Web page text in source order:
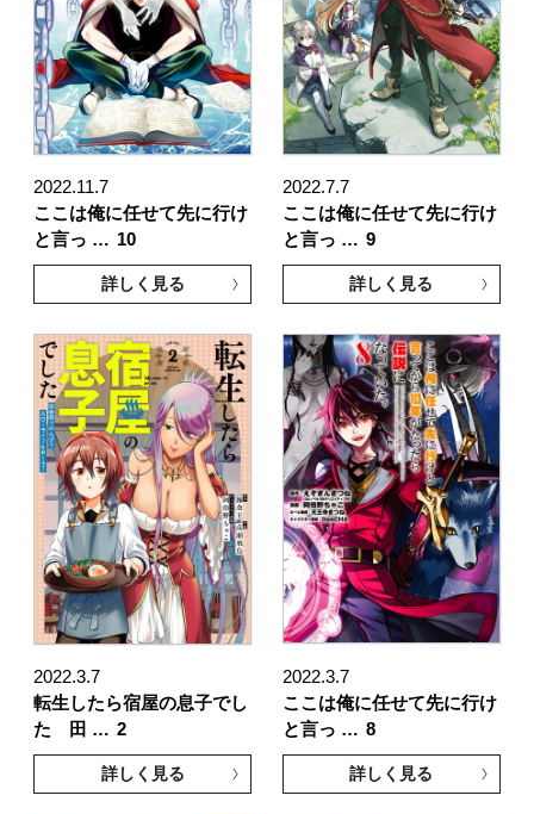
2022.11.7
ここは俺に任せて先に行け
と言っ … 10
詳しく見る
2022.7.7
ここは俺に任せて先に行け
と言っ … 9
詳しく見る
2022.3.7
転生したら宿屋の息子でし
た 田 … 2
詳しく見る
2022.3.7
ここは俺に任せて先に行け
と言っ … 8
詳しく見る